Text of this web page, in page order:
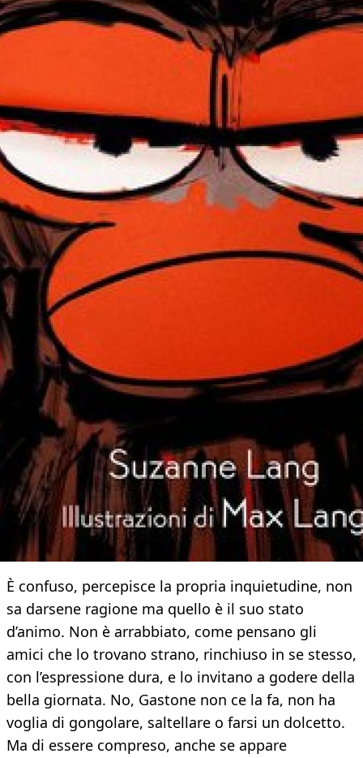
È confuso, percepisce la propria inquietudine, non
sa darsene ragione ma quello è il suo stato
d’animo. Non è arrabbiato, come pensano gli
amici che lo trovano strano, rinchiuso in se stesso,
con l’espressione dura, e lo invitano a godere della
bella giornata. No, Gastone non ce la fa, non ha
voglia di gongolare, saltellare o farsi un dolcetto.
Ma di essere compreso, anche se appare